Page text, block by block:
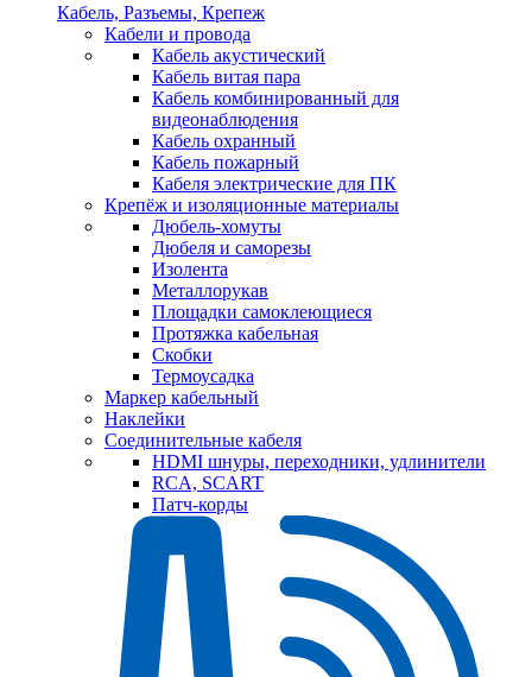
Кабель, Разъемы, Крепеж
Кабели и провода
Кабель акустический
Кабель витая пара
Кабель комбинированный для
видеонаблюдения
Кабель охранный
Кабель пожарный
Кабеля электрические для ПК
Крепёж и изоляционные материалы
Дюбель-хомуты
Дюбеля и саморезы
Изолента
Металлорукав
Площадки самоклеющиеся
Протяжка кабельная
Скобки
Термоусадка
Маркер кабельный
Наклейки
Соединительные кабеля
HDMI шнуры, переходники, удлинители
RCA, SCART
Патч-корды